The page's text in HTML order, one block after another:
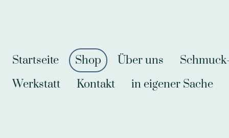
Startseite Shop Über uns
Werkstatt
Kontakt in eigener Sache